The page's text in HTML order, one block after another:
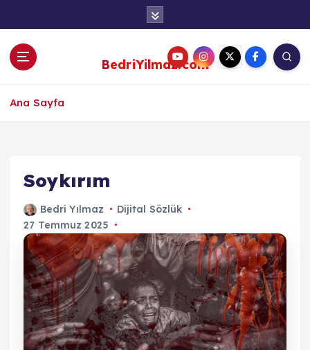
BedriYilmaz.com
Ana Sayfa
Soykırım
Bedri Yılmaz
Dijital Sözlük
27 Temmuz 2025